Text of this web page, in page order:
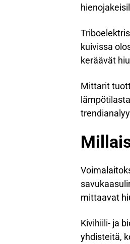
kuivissa
keräävät
Mittarit
mittaavat
Kivihiili- ja
yhdisteitä,